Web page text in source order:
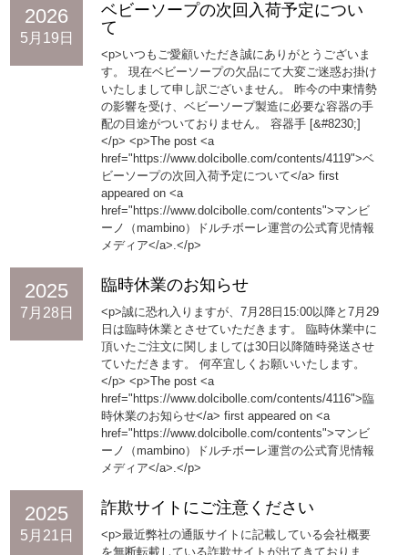
2026
5月19日
ベビーソープの次回入荷予定につい
て
<p>いつもご愛顧いただき誠にありがとうございま
す。 現在ベビーソープの欠品にて大変ご迷惑お掛け
いたしまして申し訳ございません。 昨今の中東情勢
の影響を受け、ベビーソープ製造に必要な容器の手
配の目途がついておりません。 容器手 [&#8230;]
</p> <p>The post <a
href="https://www.dolcibolle.com/contents/4119">ベ
ビーソープの次回入荷予定について</a> first
appeared on <a
href="https://www.dolcibolle.com/contents">マンビ
ーノ（mambino）ドルチボーレ運営の公式育児情報
メディア</a>.</p>
2025
7月28日
臨時休業のお知らせ
<p>誠に恐れ入りますが、7月28日15:00以降と7月29
日は臨時休業とさせていただきます。 臨時休業中に
頂いたご注文に関しましては30日以降随時発送させ
ていただきます。 何卒宜しくお願いいたします。
</p> <p>The post <a
href="https://www.dolcibolle.com/contents/4116">臨
時休業のお知らせ</a> first appeared on <a
href="https://www.dolcibolle.com/contents">マンビ
ーノ（mambino）ドルチボーレ運営の公式育児情報
メディア</a>.</p>
2025
5月21日
詐欺サイトにご注意ください
<p>最近弊社の通販サイトに記載している会社概要
を無断転載している詐欺サイトが出てきておりま